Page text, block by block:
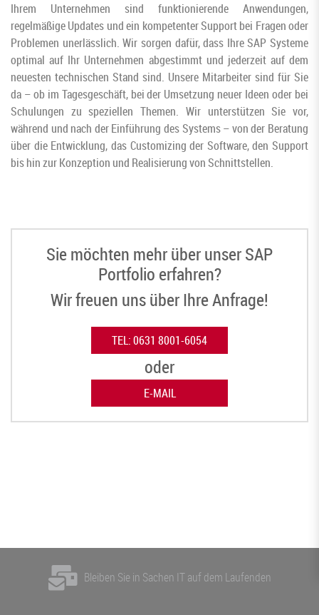
Ihrem Unternehmen sind funktionierende Anwendungen,
regelmäßige Updates und ein kompetenter Support bei Fragen oder
Problemen unerlässlich. Wir sorgen dafür, dass Ihre SAP Systeme
optimal auf Ihr Unternehmen abgestimmt und jederzeit auf dem
neuesten technischen Stand sind. Unsere Mitarbeiter sind für Sie
da – ob im Tagesgeschäft, bei der Umsetzung neuer Ideen oder bei
Schulungen zu speziellen Themen. Wir unterstützen Sie vor,
während und nach der Einführung des Systems – von der Beratung
über die Entwicklung, das Customizing der Software, den Support
bis hin zur Konzeption und Realisierung von Schnittstellen.
Sie möchten mehr über unser SAP
Portfolio erfahren?
Wir freuen uns über Ihre Anfrage!
TEL: 0631 8001-6054
oder
E-MAIL
Bleiben Sie in Sachen IT auf dem Laufenden